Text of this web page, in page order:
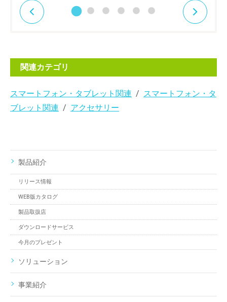
関連カテゴリ
スマートフォン・タブレット関連
スマートフォン・タ
ブレット関連
アクセサリー
製品紹介
リリース情報
WEB版カタログ
製品取扱店
ダウンロードサービス
今月のプレゼント
ソリューション
事業紹介